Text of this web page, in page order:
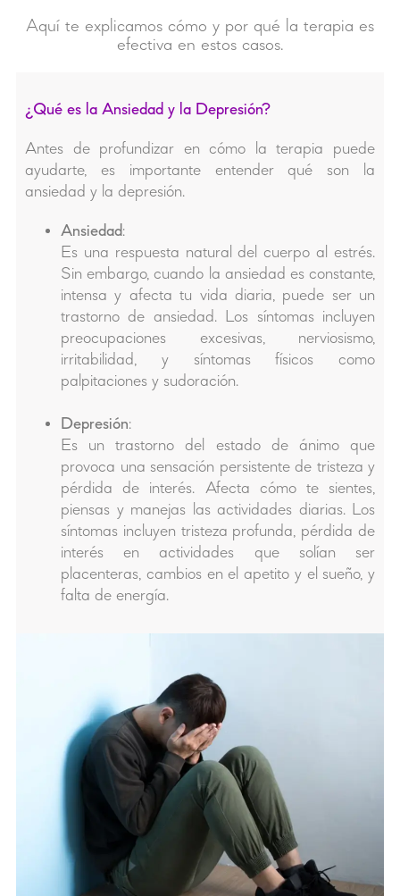
Aquí te explicamos cómo y por qué la terapia es
efectiva en estos casos.
¿Qué es la Ansiedad y la Depresión?
Antes de profundizar en cómo la terapia puede
ayudarte, es importante entender qué son la
ansiedad y la depresión.
Ansiedad:
Es una respuesta natural del cuerpo al estrés.
Sin embargo, cuando la ansiedad es constante,
intensa y afecta tu vida diaria, puede ser un
trastorno de ansiedad. Los síntomas incluyen
preocupaciones excesivas, nerviosismo,
irritabilidad, y síntomas físicos como
palpitaciones y sudoración.
Depresión:
Es un trastorno del estado de ánimo que
provoca una sensación persistente de tristeza y
pérdida de interés. Afecta cómo te sientes,
piensas y manejas las actividades diarias. Los
síntomas incluyen tristeza profunda, pérdida de
interés en actividades que solían ser
placenteras, cambios en el apetito y el sueño, y
falta de energía.